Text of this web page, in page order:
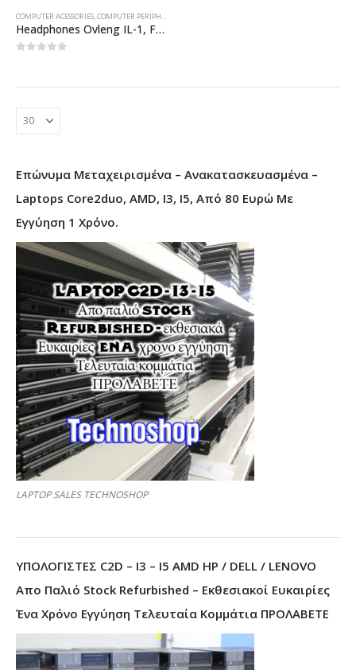
COMPUTER ACESSORIES COMPUTER PERIPHERALS
Headphones Ovleng IL-1, For smartphone, With microphone, Black – 20408
Επώνυμα Μεταχειρισμένα – Ανακατασκευασμένα –
Laptops Core2duo, AMD, I3, I5, Από 80 Ευρώ Με
Εγγύηση 1 Χρόνο.
LAPTOP SALES TECHNOSHOP
ΥΠΟΛΟΓΙΣΤΕΣ C2D – I3 – I5 AMD HP / DELL / LENOVO
Απο Παλιό Stock Refurbished – Εκθεσιακοί Ευκαιρίες
Ένα Χρόνο Εγγύηση Τελευταία Κομμάτια ΠΡΟΛΑΒΕΤΕ